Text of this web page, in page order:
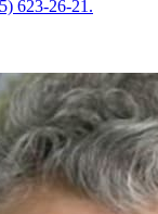
623-26-21.